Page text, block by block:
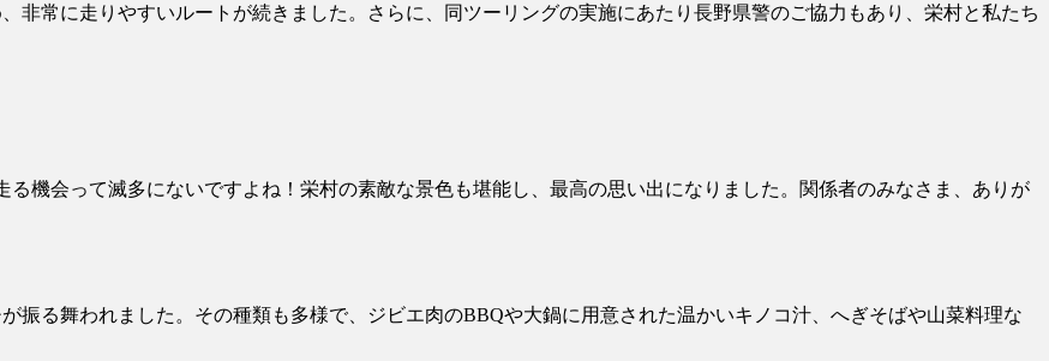
非常に走りやすいルートが続きました。さらに、同ツーリングの実施にあたり長野県警のご協力もあり、栄村と私たち
機会って滅多にないですよね！栄村の素敵な景色も堪能し、最高の思い出になりました。関係者のみなさま、ありが
振る舞われました。その種類も多様で、ジビエ肉のBBQや大鍋に用意された温かいキノコ汁、へぎそばや山菜料理な